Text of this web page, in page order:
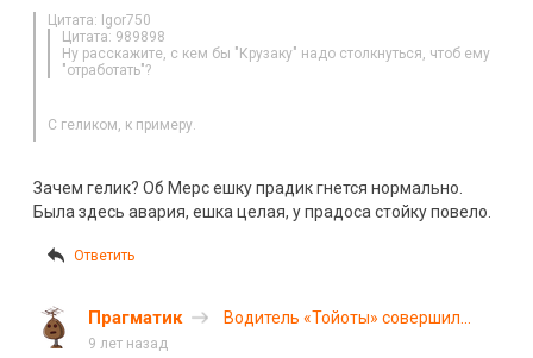
Цитата: Igor750
Цитата: 989898
Ну расскажите, с кем бы "Крузаку" надо столкнуться, чтоб ему
"отработать"?
С геликом, к примеру.
Зачем гелик? Об Мерс ешку прадик гнется нормально.
Была здесь авария, ешка целая, у прадоса стойку повело.
Ответить
Прагматик
Водитель «Тойоты» совершил
9 лет назад